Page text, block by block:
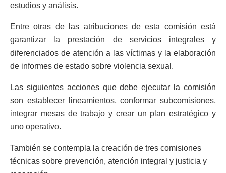
estudios y análisis.
Entre otras de las atribuciones de esta comisión está
garantizar la prestación de servicios integrales y
diferenciados de atención a las víctimas y la elaboración
de informes de estado sobre violencia sexual.
Las siguientes acciones que debe ejecutar la comisión
son establecer lineamientos, conformar subcomisiones,
integrar mesas de trabajo y crear un plan estratégico y
uno operativo.
También se contempla la creación de tres comisiones
técnicas sobre prevención, atención integral y justicia y